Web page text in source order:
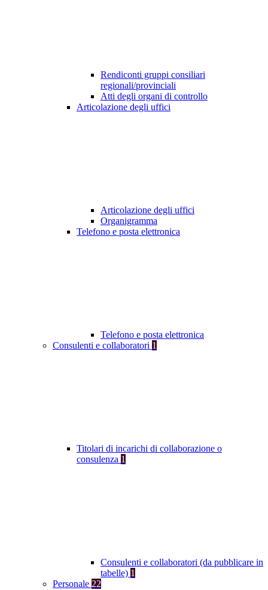
Rendiconti gruppi consiliari
regionali/provinciali
Atti degli organi di controllo
Articolazione degli uffici
Articolazione degli uffici
Organigramma
Telefono e posta elettronica
Telefono e posta elettronica
Consulenti e collaboratori 1
Titolari di incarichi di collaborazione o
consulenza 1
Consulenti e collaboratori (da pubblicare in
tabelle) 1
Personale 22